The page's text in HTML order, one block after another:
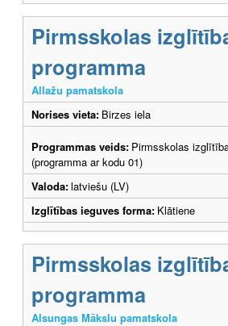
Pirmsskolas
programma
Allažu pamatskola
Norises vieta: Birzes iela
Programmas veids: Pirmsskolas
(programma ar kodu 01)
Valoda:latviešu (LV)
Izglītības ieguves forma: Klātiene
Pirmsskolas
programma
Alsungas Mākslu pamatskola